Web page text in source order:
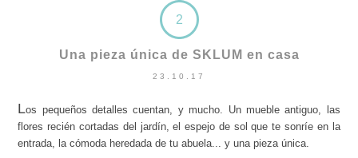
2
Una pieza única de SKLUM en casa
23.10.17
Los pequeños detalles cuentan, y mucho. Un mueble antiguo, las
flores recién cortadas del jardín, el espejo de sol que te sonríe en la
entrada, la cómoda heredada de tu abuela... y una pieza única.